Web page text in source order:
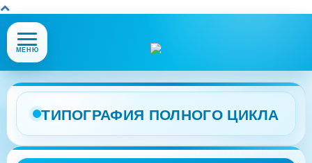
Открыть
или
меню
сайта
МЕНЮ
ТИПОГРАФИЯ ПОЛНОГО ЦИКЛА